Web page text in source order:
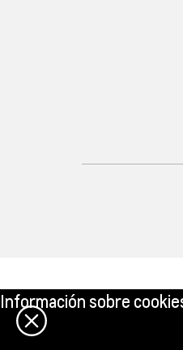
Información sobre